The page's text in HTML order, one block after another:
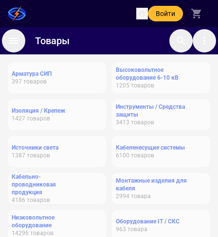
Войти
Товары
Арматура СИП
397 товаров
Высоковольтное
оборудование 6-10 кВ
1205 товаров
Изоляция / Крепеж
1427 товаров
Инструменты / Средства
защиты
3413 товаров
Источники света
1387 товаров
Кабеленесущие системы
6100 товаров
Кабельно-
проводниковая
продукция
4186 товаров
Монтажные изделия для
кабеля
2994 товара
Низковольтное
оборудование
14296 товаров
Оборудование IT / СКС
963 товара